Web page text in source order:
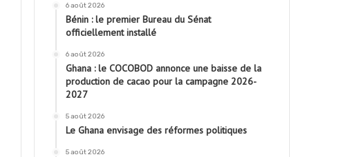
6 août 2026
Bénin : le premier Bureau du Sénat
officiellement installé
6 août 2026
Ghana : le COCOBOD annonce une baisse de la
production de cacao pour la campagne 2026-
2027
5 août 2026
Le Ghana envisage des réformes politiques
5 août 2026